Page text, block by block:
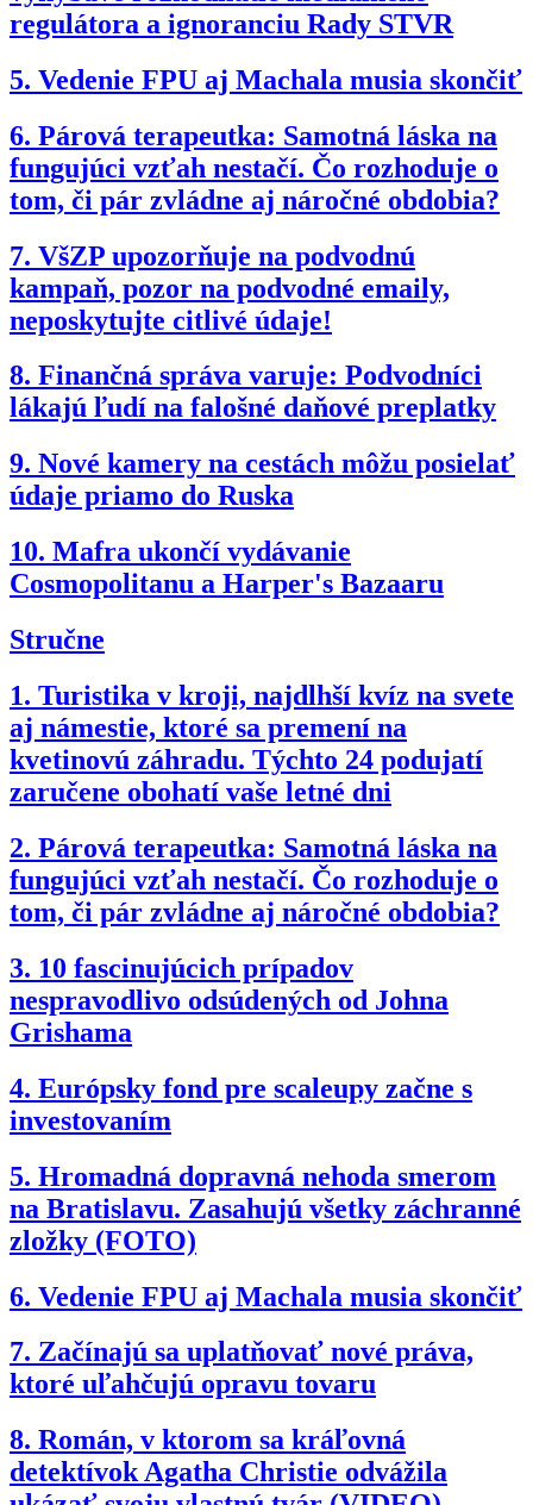
regulátora a ignoranciu Rady STVR
5. Vedenie FPU aj Machala musia skončiť
6. Párová terapeutka: Samotná láska na
fungujúci vzťah nestačí. Čo rozhoduje o
tom, či pár zvládne aj náročné obdobia?
7. VšZP upozorňuje na podvodnú
kampaň, pozor na podvodné emaily,
neposkytujte citlivé údaje!
8. Finančná správa varuje: Podvodníci
lákajú ľudí na falošné daňové preplatky
9. Nové kamery na cestách môžu posielať
údaje priamo do Ruska
10. Mafra ukončí vydávanie
Cosmopolitanu a Harper's Bazaaru
Stručne
1. Turistika v kroji, najdlhší kvíz na svete
aj námestie, ktoré sa premení na
kvetinovú záhradu. Týchto 24 podujatí
zaručene obohatí vaše letné dni
2. Párová terapeutka: Samotná láska na
fungujúci vzťah nestačí. Čo rozhoduje o
tom, či pár zvládne aj náročné obdobia?
3. 10 fascinujúcich prípadov
nespravodlivo odsúdených od Johna
Grishama
4. Európsky fond pre scaleupy začne s
investovaním
5. Hromadná dopravná nehoda smerom
na Bratislavu. Zasahujú všetky záchranné
zložky (FOTO)
6. Vedenie FPU aj Machala musia skončiť
7. Začínajú sa uplatňovať nové práva,
ktoré uľahčujú opravu tovaru
8. Román, v ktorom sa kráľovná
detektívok Agatha Christie odvážila